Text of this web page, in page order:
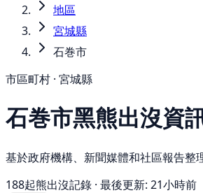
地區
宮城縣
石巻市
市區町村 · 宮城縣
石巻市黑熊出沒資
基於政府機構、新聞媒體和社區報告整
188起熊出沒記錄 · 最後更新: 21小時前